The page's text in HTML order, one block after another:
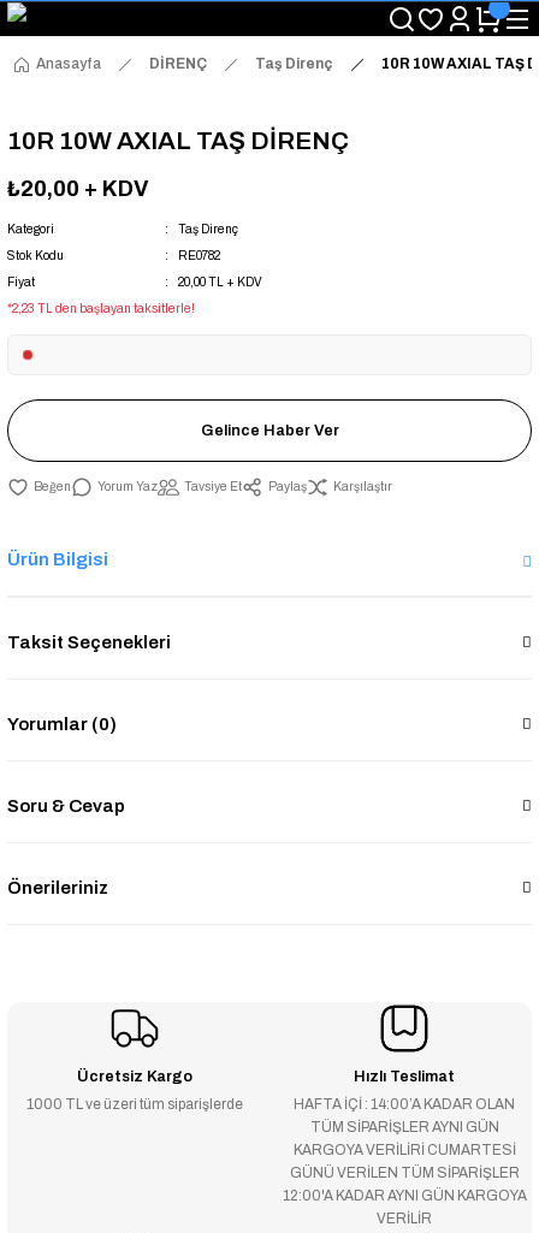
"Saat 14:00'a Kadar Verilen Siparişlerde Aynı Gün Kargo Avantajı!
"Binlerce Ürün Çeşitliliği ile Stoktan Hemen Teslim."
"Toptan Fiyatına Perakende Satış Avantajını Kaçırmayın!"
Anasayfa DİRENÇ Taş Direnç 10R 10W AXIAL TAŞ
10R 10W AXIAL TAŞ DİRENÇ
₺20,00 + KDV
Kategori
Taş Direnç
Stok Kodu
RE0782
Fiyat
20,00 TL + KDV
*2,23 TL den başlayan taksitlerle!
Gelince Haber Ver
Yorum Yaz Tavsiye Et Paylaş Karşılaştır
Ürün Bilgisi
Taksit Seçenekleri
Yorumlar (0)
Soru & Cevap
Önerileriniz
Ücretsiz Kargo
1000 TL ve üzeri tüm siparişlerde
Hızlı Teslimat
HAFTA İÇİ : 14:00’A KADAR OLAN
TÜM SİPARİŞLER AYNI GÜN
KARGOYA VERİLİRİ CUMARTESİ
GÜNÜ VERİLEN TÜM SİPARİŞLER
12:00'A KADAR AYNI GÜN KARGOYA
VERİLİR